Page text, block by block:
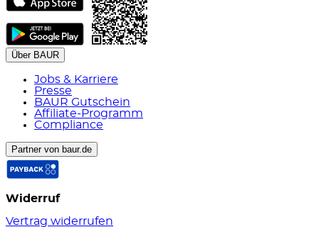
Über BAUR
Jobs & Karriere
Presse
BAUR Gutschein
Affiliate-Programm
Compliance
Partner von baur.de
Widerruf
Vertrag widerrufen